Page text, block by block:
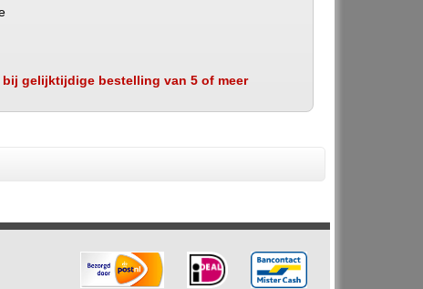
gelijktijdige bestelling van 5 of meer